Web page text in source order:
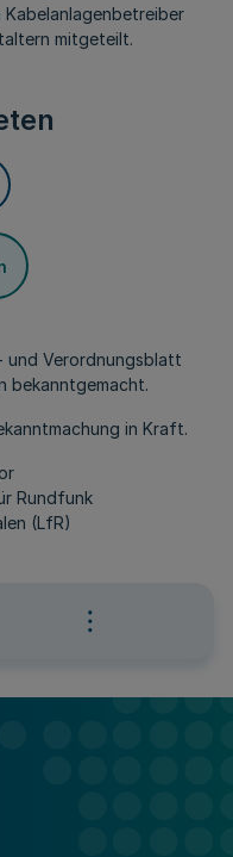
Kabelanlagenbetreiber
mitgeteilt.
und Verordnungsblatt
bekanntgemacht.
in Kraft.
Rundfunk
(LfR)